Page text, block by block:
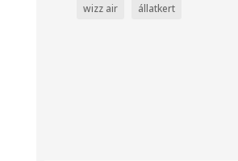
wizz air
állatkert